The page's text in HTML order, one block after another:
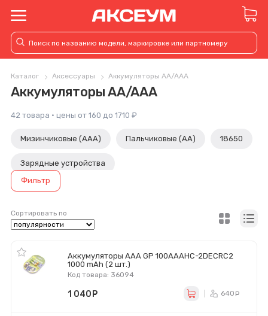
Каталог Аксессуары Аккумуляторы AA/AAA
Аккумуляторы AA/AAA
42 товара · цены от 160 до 1710 ₽
Мизинчиковые (AAA) Пальчиковые (AA) 18650
Зарядные устройства
Фильтр
Сортировать по
Аккумуляторы AAA GP 100AAAHC-2DECRC2
1000 mAh (2 шт.)
Код товара: 36094
1 040 640